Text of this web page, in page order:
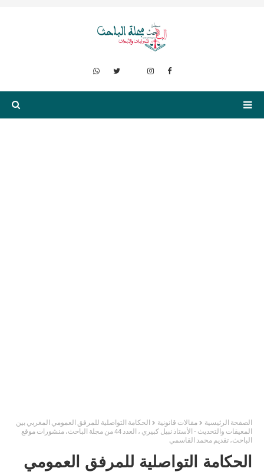
الصفحة الرئيسية مقالات قانونية
الحكامة التواصلية للمرفق العمومي المغربي بين
المعيقات والتحديث - الأستاذ نبيل كبيري ، العدد 44 من مجلة الباحث، منشورات موقع
الباحث، تقديم محمد القاسمي
الحكامة التواصلية للمرفق العمومي